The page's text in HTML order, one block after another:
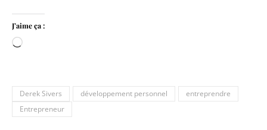
J’aime ça :
Chargement…
Derek Sivers développement personnel
entreprendre
Entrepreneur